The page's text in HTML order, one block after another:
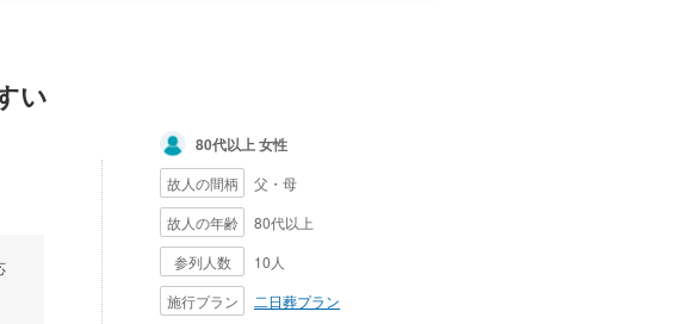
い
80代以上 女性
故人の間柄
父・母
故人の年齢
80代以上
参列人数
10人
施行プラン
二日葬プラン